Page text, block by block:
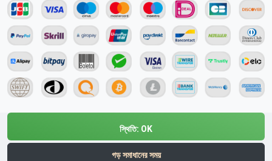
স্থিতি: OK
গড় সমাধানের সময়